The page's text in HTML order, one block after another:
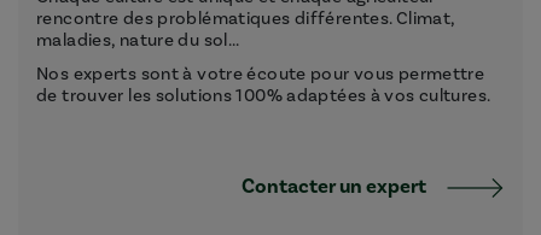
rencontre des problématiques différentes. Climat,
maladies, nature du sol...
Nos experts sont à votre écoute pour vous permettre
de trouver les solutions 100% adaptées à vos cultures.
Contacter un expert